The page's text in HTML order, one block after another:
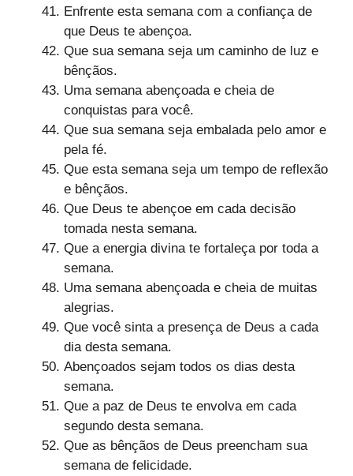
Enfrente esta semana com a confiança de
que Deus te abençoa.
Que sua semana seja um caminho de luz e
bênçãos.
Uma semana abençoada e cheia de
conquistas para você.
Que sua semana seja embalada pelo amor e
pela fé.
Que esta semana seja um tempo de reflexão
e bênçãos.
Que Deus te abençoe em cada decisão
tomada nesta semana.
Que a energia divina te fortaleça por toda a
semana.
Uma semana abençoada e cheia de muitas
alegrias.
Que você sinta a presença de Deus a cada
dia desta semana.
Abençoados sejam todos os dias desta
semana.
Que a paz de Deus te envolva em cada
segundo desta semana.
Que as bênçãos de Deus preencham sua
semana de felicidade.